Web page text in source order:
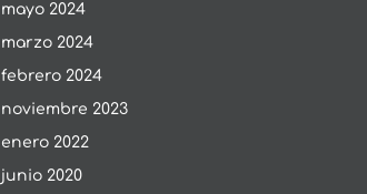
mayo 2024
marzo 2024
febrero 2024
noviembre 2023
enero 2022
junio 2020